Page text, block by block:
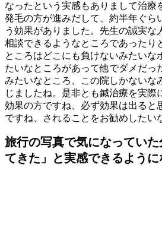
なったという実感もありまして治療
発毛の方が進みだして、約半年ぐら
う効果がありました。先生の誠実な
相談できるようなところであったり
ところはどこにも負けないみたいな
たいなところがあって他でダメだっ
みたいなところ、この院しかないな
じましたね。是非とも鍼治療を実際
効果の方ですね、必ず効果は出ると
ですね、されることをお勧めしたい
旅行の写真で気になっていた
てきた」と実感できるよう